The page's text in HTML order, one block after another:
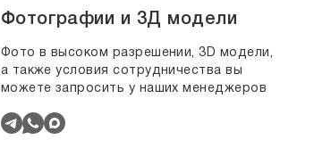
Фотографии и 3Д модели
Фото в высоком разрешении, 3D модели,
а также условия сотрудничества вы
можете запросить у наших менеджеров